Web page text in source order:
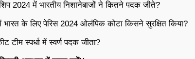
2024 में भारतीय निशानेबाजों ने कितने पदक जीते?
भारत के लिए पेरिस 2024 ओलंपिक कोटा किसने सुरक्षित किया?
टीम स्पर्धा में स्वर्ण पदक जीता?